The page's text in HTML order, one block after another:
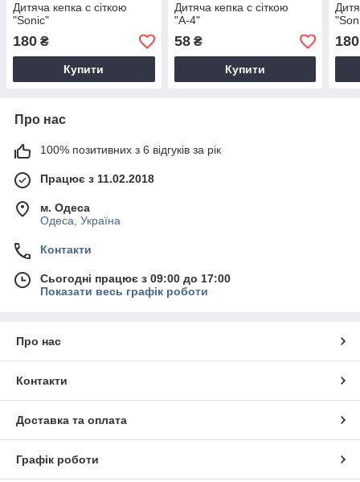
Дитяча кепка c сіткою
"Sonic"
180 ₴
Купити
Дитяча кепка c сіткою
"А-4"
58₴
Купити
180
Про нас
100% позитивних з 6 відгуків за рік
Працює з 11.02.2018
м. Одеса
Одеса, Україна
Контакти
Сьогодні працює з 09:00 до 17:00
Показати весь графік роботи
Про нас
Контакти
Доставка та оплата
Графік роботи